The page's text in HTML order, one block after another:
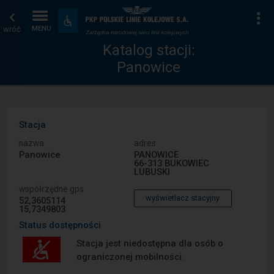
wróć MENU
Dostępność
i
udogodnienia
Katalog
stacji
Strona
główna
Katalog stacji:
Panowice
Stacja
nazwa
Panowice
adres
PANOWICE
66-313 BUKOWIEC
LUBUSKI
współrzędne gps
52,3605114
15,7349803
wyświetlacz stacyjny
Status dostępności
Stacja jest niedostępna dla osób o
ograniczonej mobilności.